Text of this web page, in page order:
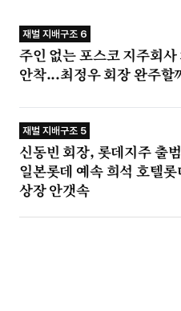
재벌 지배구조 6
주인 없는 포스코 지주회사
안착...최정우 회장 완주할
재벌 지배구조 5
신동빈 회장, 롯데지주 출
일본롯데 예속 희석 호텔롯
상장 안갯속